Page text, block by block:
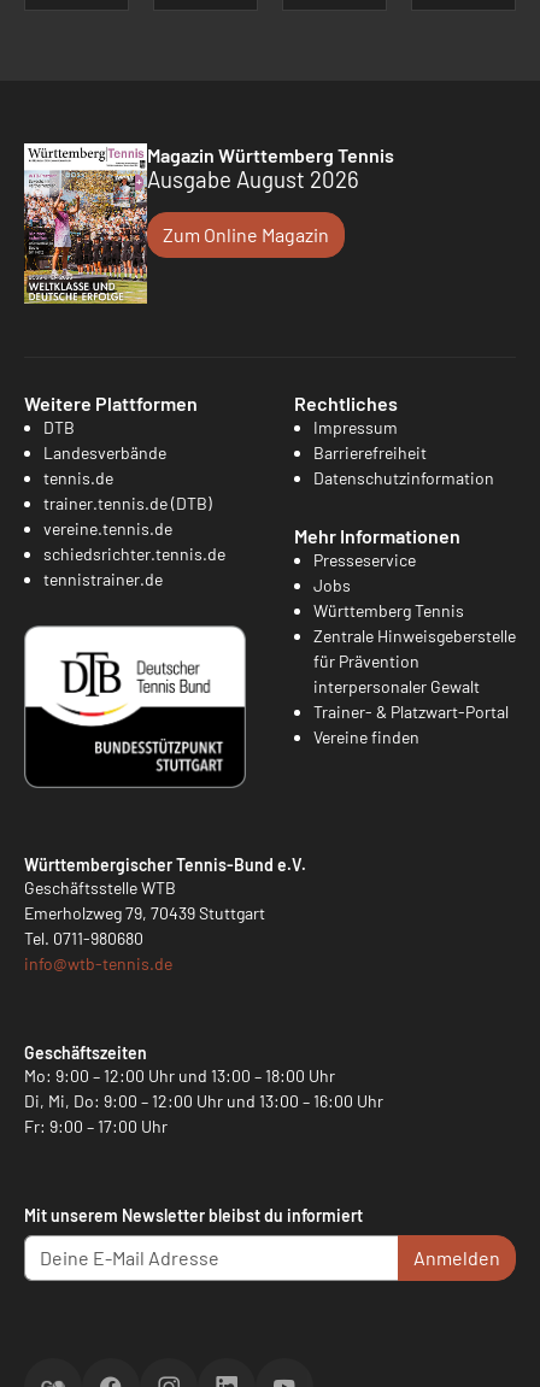
Magazin Württemberg Tennis
Ausgabe August 2026
Zum Online Magazin
Weitere Plattformen
DTB
Landesverbände
tennis.de
trainer.tennis.de (DTB)
vereine.tennis.de
schiedsrichter.tennis.de
tennistrainer.de
Rechtliches
Impressum
Barrierefreiheit
Datenschutzinformation
Mehr Informationen
Presseservice
Jobs
Württemberg Tennis
Zentrale Hinweisgeberstelle
für Prävention
interpersonaler Gewalt
Trainer- & Platzwart-Portal
Vereine finden
Württembergischer Tennis-Bund e.V.
Geschäftsstelle WTB
Emerholzweg 79, 70439 Stuttgart
Tel. 0711-980680
info@wtb-tennis.de
Geschäftszeiten
Mo: 9:00 – 12:00 Uhr und 13:00 – 18:00 Uhr
Di, Mi, Do: 9:00 – 12:00 Uhr und 13:00 – 16:00 Uhr
Fr: 9:00 – 17:00 Uhr
Mit unserem Newsletter bleibst du informiert
Anmelden